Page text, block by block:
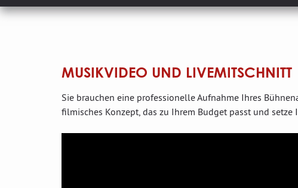
MUSIKVIDEO UND LIVEMITSCHNITT
Sie brauchen eine professionelle Aufnahme Ihres
filmisches Konzept, das zu Ihrem Budget passt und